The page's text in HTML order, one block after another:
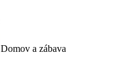
Domov a zábava